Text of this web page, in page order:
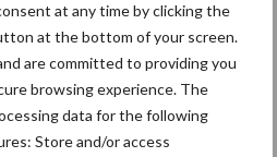
at any time by clicking the
at the bottom of your screen.
are committed to providing you
browsing experience. The
data for the following
Store and/or access
groeien in krimpende
markt
tips voor een
levensduur